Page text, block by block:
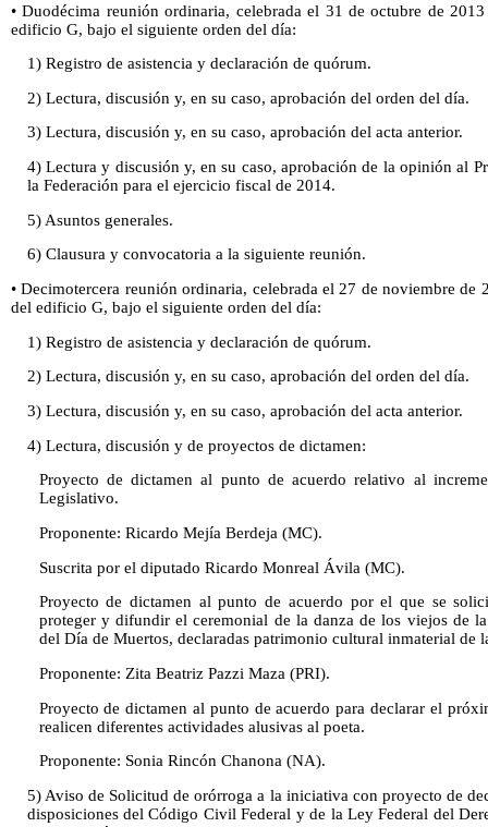
• Duodécima reunión ordinaria, celebrada el 31 de octubre de
edificio G, bajo el siguiente orden del día:
1) Registro de asistencia y declaración de quórum.
2) Lectura, discusión y, en su caso, aprobación del orden del día.
3) Lectura, discusión y, en su caso, aprobación del acta anterior.
4) Lectura y discusión y, en su caso, aprobación de la opinión al
la Federación para el ejercicio fiscal de 2014.
5) Asuntos generales.
6) Clausura y convocatoria a la siguiente reunión.
• Decimotercera reunión ordinaria, celebrada el 27 de noviembre de
del edificio G, bajo el siguiente orden del día:
1) Registro de asistencia y declaración de quórum.
2) Lectura, discusión y, en su caso, aprobación del orden del día.
3) Lectura, discusión y, en su caso, aprobación del acta anterior.
4) Lectura, discusión y de proyectos de dictamen:
Proyecto de dictamen al punto de acuerdo relativo al
Legislativo.
Proponente: Ricardo Mejía Berdeja (MC).
Suscrita por el diputado Ricardo Monreal Ávila (MC).
Proyecto de dictamen al punto de acuerdo por el que se
proteger y difundir el ceremonial de la danza de los viejos de
del Día de Muertos, declaradas patrimonio cultural inmaterial de
Proponente: Zita Beatriz Pazzi Maza (PRI).
Proyecto de dictamen al punto de acuerdo para declarar el
realicen diferentes actividades alusivas al poeta.
Proponente: Sonia Rincón Chanona (NA).
5) Aviso de Solicitud de orórroga a la iniciativa con proyecto de
disposiciones del Código Civil Federal y de la Ley Federal del